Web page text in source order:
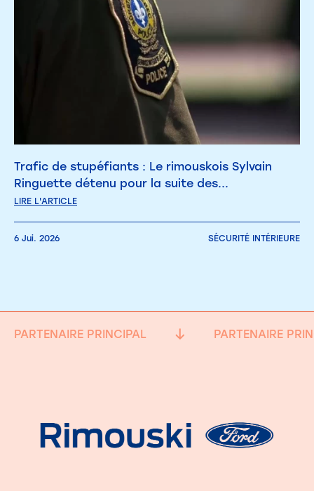
Trafic de stupéfiants : Le rimouskois Sylvain
Ringuette détenu pour la suite des...
LIRE L'ARTICLE
6 Jui. 2026 SÉCURITÉ INTÉRIEURE
PARTENAIRE PRINCIPAL PARTENAIRE